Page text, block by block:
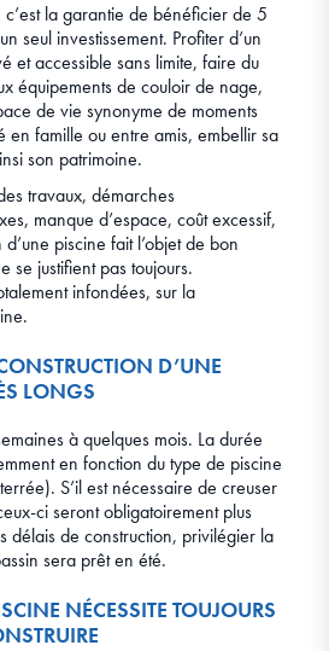
la garantie de bénéficier de 5
seul investissement. Profiter d’un
et accessible sans limite, faire du
équipements de couloir de nage,
de vie synonyme de moments
en famille ou entre amis, embellir sa
son patrimoine.
travaux, démarches
manque d’espace, coût excessif,
piscine fait l’objet de bon
se justifient pas toujours.
infondées, sur la
D’UNE
LONGS
à quelques mois. La durée
en fonction du type de piscine
S’il est nécessaire de creuser
ci seront obligatoirement plus
délais de construction, privilégier la
sera prêt en été.
NÉCESSITE TOUJOURS